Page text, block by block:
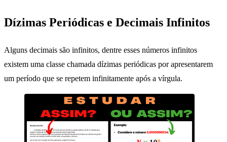
Dízimas Periódicas e Decimais Infinitos
Alguns decimais são infinitos, dentre esses números infinitos
existem uma classe chamada dízimas periódicas por apresentarem
um período que se repetem infinitamente após a vírgula.